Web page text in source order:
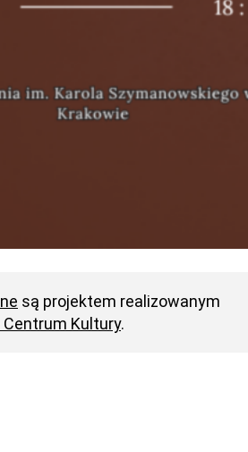
są projektem realizowanym
Kultury.